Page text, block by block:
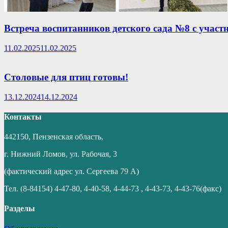
Встреча воспитанников детского сада №8 с
11.02.202511.02.2025
Столовые для птиц готовы!
13.12.202414.12.2024
Контакты
442150, Пензенская область,
г. Нижний Ломов, ул. Рабочая, 3
(фактический адрес ул. Сергеева 79 А)
Тел. (8-84154) 4-47-80, 4-40-58, 4-44-73 , 4-43-73, 4-43-76(факс)
Разделы